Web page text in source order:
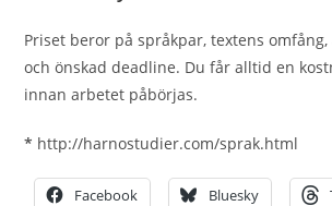
Priset beror på språkpar, textens
och önskad deadline. Du får alltid en
innan arbetet påbörjas.
* http://harnostudier.com/sprak.html
Facebook Bluesky